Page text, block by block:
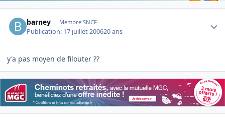
barney Membre SNCF
Publication: 17 juillet 200620 ans
y'a pas moyen de filouter ??